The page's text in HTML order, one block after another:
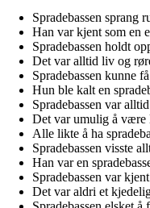
Spradebassen sprang
Han var kjent som en
Spradebassen holdt
Det var alltid liv og
Spradebassen kunne
Hun ble kalt en
Spradebassen var
Det var umulig å være
Alle likte å ha
Spradebassen visste
Han var en
Spradebassen var
Det var aldri et